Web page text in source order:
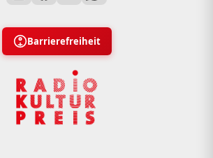
Barrierefreiheit